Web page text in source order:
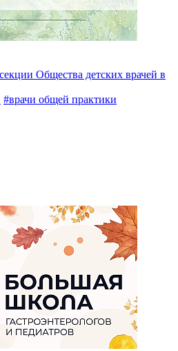
Общества детских врачей в
#врачи общей практики